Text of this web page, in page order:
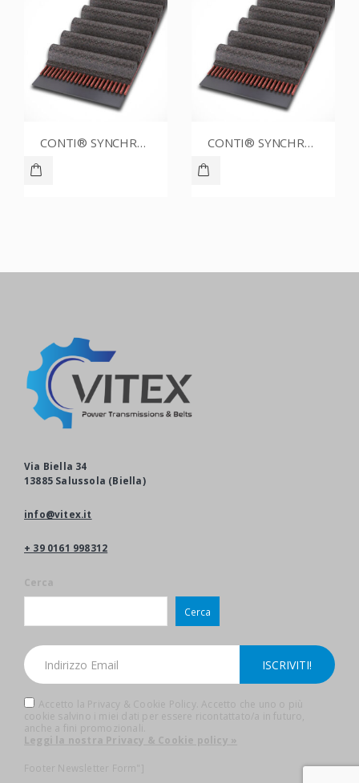
CONTI® SYNCHROBELT 60XL025 CONTI® SYNCHROBELT 70XL031
Via Biella 34
13885 Salussola (Biella)
info@vitex.it
+ 39 0161 998312
Cerca
Cerca
Accetto la Privacy & Cookie Policy. Accetto che uno o più
cookie salvino i miei dati per essere ricontattato/a in futuro,
anche a fini promozionali.
Leggi la nostra Privacy & Cookie policy »
Footer Newsletter Form"]